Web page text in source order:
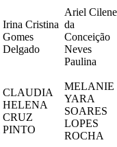
Irina Cristina
Gomes
Delgado
Ariel Cilene
da
Conceição
Neves
Paulina
CLAUDIA
HELENA
CRUZ
PINTO
MELANIE
YARA
SOARES
LOPES
ROCHA